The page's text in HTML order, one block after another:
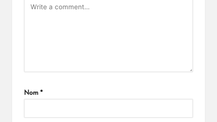
Nom *